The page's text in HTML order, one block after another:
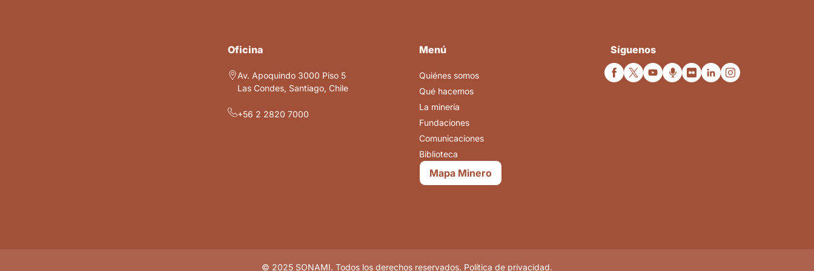
Oficina
Av. Apoquindo 3000 Piso 5
Las Condes, Santiago, Chile
+56 2 2820 7000
Menú
Quiénes somos
Qué hacemos
La minería
Fundaciones
Comunicaciones
Biblioteca
Mapa Minero
Síguenos
© 2025 SONAMI. Todos los derechos reservados. Política de privacidad.